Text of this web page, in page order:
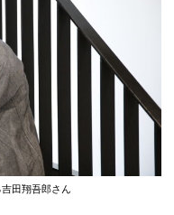
田翔吾郎さん